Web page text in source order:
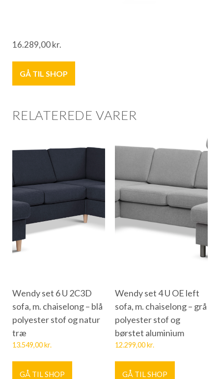
16.289,00kr.
GÅ TIL SHOP
RELATEREDE VARER
Wendy set 6 U 2C3D
sofa, m. chaiselong – blå
polyester stof og natur
træ
13.549,00kr.
GÅ TIL SHOP
Wendy set 4 U OE left
sofa, m. chaiselong – grå
polyester stof og
børstet aluminium
12.299,00kr.
GÅ TIL SHOP